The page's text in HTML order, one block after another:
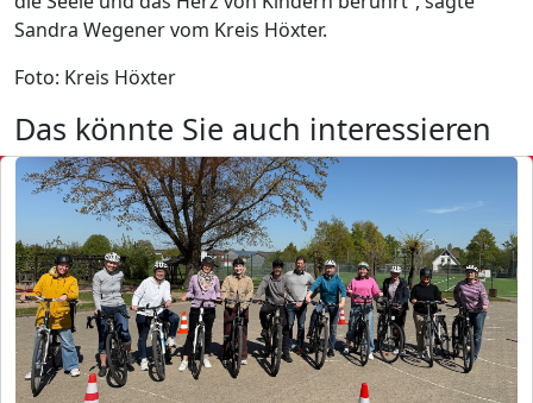
Sandra Wegener vom Kreis Höxter.
Foto: Kreis Höxter
Das könnte Sie auch interessieren